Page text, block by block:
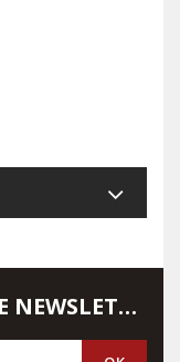
INSCRIVEZ-VOUS À NOTRE NEWSLETTER